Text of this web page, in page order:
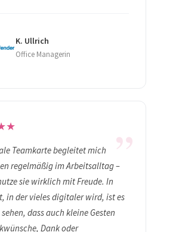
K. Ullrich
Office Managerin
„
★
Teamkarte begleitet mich
regelmäßig im Arbeitsalltag –
sie wirklich mit Freude. In
in der vieles digitaler wird, ist es
dass auch kleine Gesten
Dank oder